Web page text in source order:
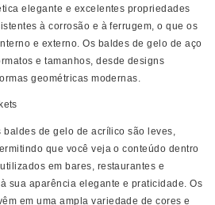
elegante e excelentes propriedades
à corrosão e à ferrugem, o que os
e externo. Os baldes de gelo de aço
e tamanhos, desde designs
geométricas modernas.
baldes de gelo de acrílico são leves,
que você veja o conteúdo dentro
em bares, restaurantes e
sua aparência elegante e praticidade. Os
em uma ampla variedade de cores e